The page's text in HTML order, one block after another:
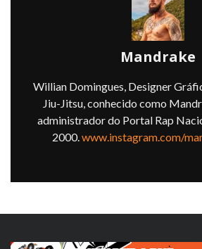
Mandrake
Willian Domingues, Designer
Jiu-Jitsu, conhecido como
administrador do Portal Rap
2000.www.instagram.com/